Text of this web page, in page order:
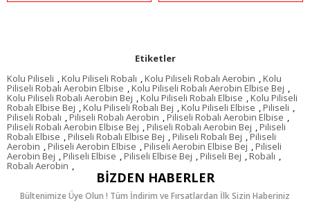
Etiketler
Kolu Piliseli
Kolu Piliseli Robalı Kolu Piliseli Robalı Aerobin Kolu
Piliseli Robalı Aerobin Elbise Kolu Piliseli Robalı Aerobin Elbise Bej
Kolu Piliseli Robalı Aerobin Bej Kolu Piliseli Robalı Elbise Kolu Piliseli
Robalı Elbise Bej Kolu Piliseli Robalı Bej Kolu Piliseli Elbise Piliseli
Piliseli Robalı Piliseli Robalı Aerobin Piliseli Robalı Aerobin Elbise
Piliseli Robalı Aerobin Elbise Bej Piliseli Robalı Aerobin Bej Piliseli
Robalı Elbise Piliseli Robalı Elbise Bej Piliseli Robalı Bej Piliseli
Aerobin Piliseli Aerobin Elbise Piliseli Aerobin Elbise Bej Piliseli
Aerobin Bej Piliseli Elbise Piliseli Elbise Bej Piliseli Bej ,Robalı
Robalı Aerobin
BIZDEN HABERLER
Bültenimize Üye Olun ! Tüm İndirim ve Fırsatlardan İlk Sizin Haberiniz